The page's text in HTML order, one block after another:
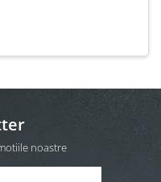
noastre